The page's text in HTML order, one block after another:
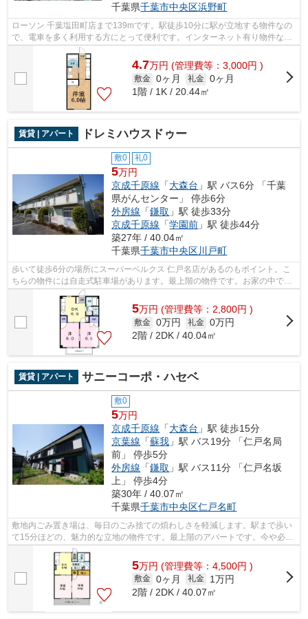
千葉県千葉市中央区浜野町
ローソン 千葉塩田町店まで139mです。駅徒歩10分に駅が立地する物件なの
で、電車を多く利用する方にとって便利です。インターネット有り物件なの
で、ネットをよく使う方におすすめです...
4.7万円 (管理費等：3,000円 )
敷金 0ヶ月 礼金 0ヶ月
1階 / 1K / 20.44㎡
賃貸 | アパート ドレミハウスドゥー
敷0 礼0
5万円
京成千原線 「大森台 」駅 バス6分 「千葉
県がんセンター」 停歩6分
外房線 「鎌取 」駅 徒歩33分
京成千原線 「学園前 」駅 徒歩44分
築27年 / 40.04㎡
千葉県千葉市中央区川戸町
歩いて徒歩6分の場所にスーパーベルクス 仁戸名店があるのもポイント。こ
ちらの物件には自走式駐車場があります。最上階の物件です。お家の中でパ
ソコンを快適に使える光回線を導入し...
5万円 (管理費等：2,800円 )
敷金 0万円 礼金 0万円
2階 / 2DK / 40.04㎡
賃貸 | アパート サニーコーポ・ハセベ
敷0
5万円
京成千原線 「大森台 」駅 徒歩15分
京葉線 「蘇我 」駅 バス19分 「仁戸名局
前」 停歩5分
外房線 「鎌取 」駅 バス11分 「仁戸名坂
上」 停歩4分
築30年 / 40.07㎡
千葉県千葉市中央区仁戸名町
敷地内ごみ置き場は、毎日のごみ捨ての煩わしさを軽減します。駅まで歩い
て15分ほどの、魅力的な立地の物件です。最上階のアパートです。今や必需
品ともなったネット。インターネット...
5万円 (管理費等：4,500円 )
敷金 0ヶ月 礼金
1万円
2階 / 2DK / 40.07㎡